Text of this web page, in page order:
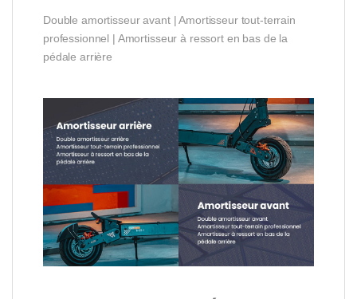
Double amortisseur avant | Amortisseur tout-terrain
professionnel | Amortisseur à ressort en bas de la
pédale arrière